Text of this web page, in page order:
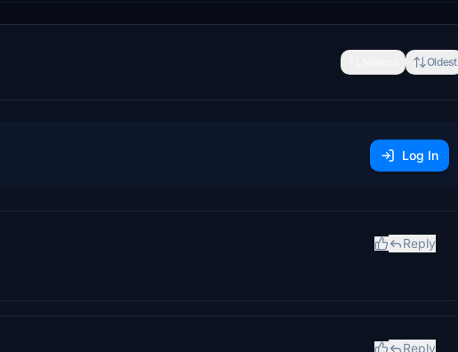
Oldest
Log In
Reply
Reply